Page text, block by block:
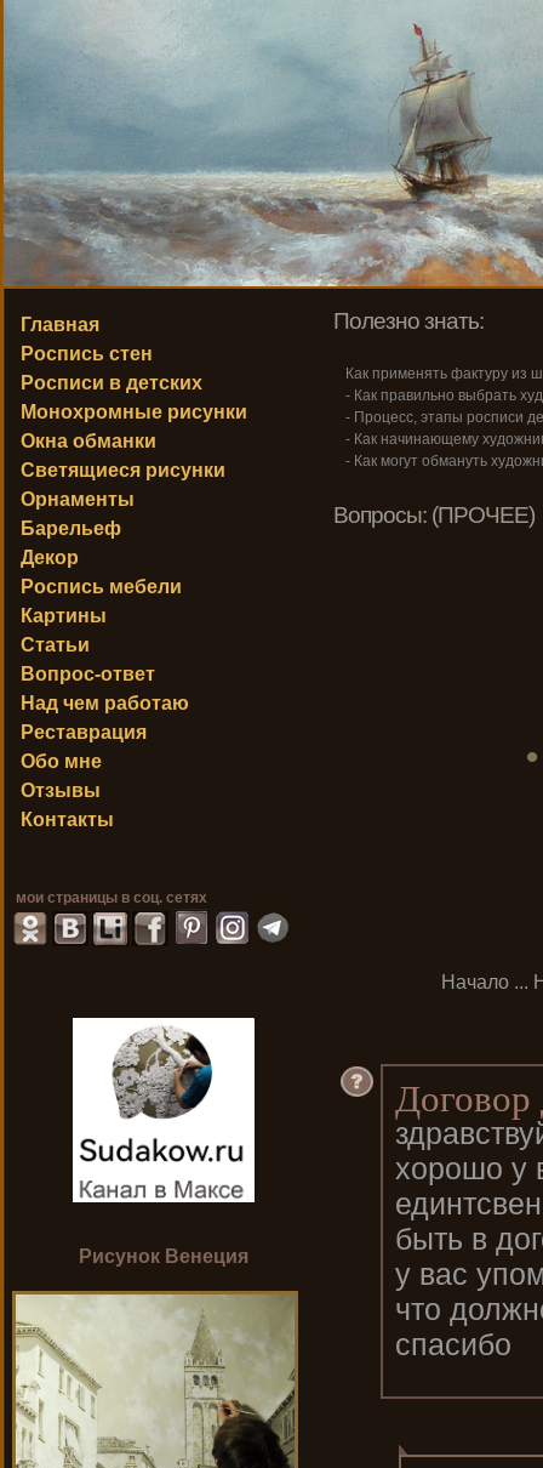
Полезно знать:
Как применять фактуру из
- Как правильно выбрать
- Процесс, этапы росписи
- Как начинающему
- Как могут обмануть
Вопросы: (ПРОЧЕЕ)
Начало...
хорошо у
быть в
у вас
что
спасибо
Главная
Роспись стен
Росписи в детских
Монохромные рисунки
Окна обманки
Светящиеся рисунки
Орнаменты
Барельеф
Декор
Роспись мебели
Картины
Статьи
Вопрос-ответ
Над чем работаю
Реставрация
Обо мне
Отзывы
Контакты
мои страницы в соц. сетях
Рисунок Венеция